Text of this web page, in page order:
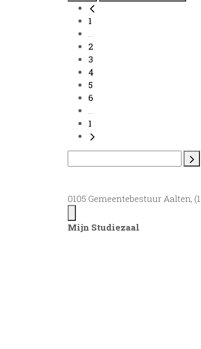
1
...
2
3
4
5
6
...
1
0105 Gemeentebestuur Aalten,
Mijn Studiezaal